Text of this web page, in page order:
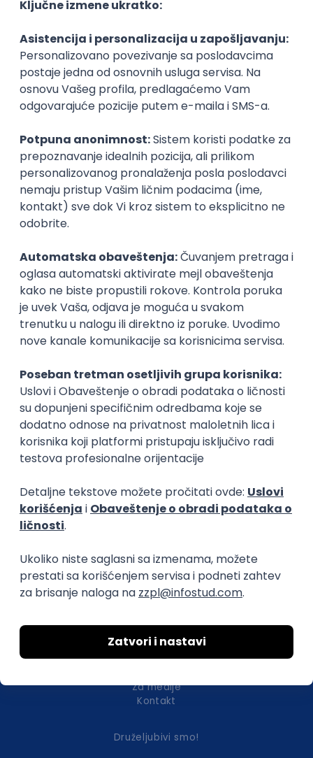
11.08.2026.
REST
ERP Batch Embedded x++
Intermediate
Senior
@
POSLOVI NA MAIL
POSLODAVAC
GRAD
SENIORITET
NAČIN RADA
Najnoviji poslovi svakog dana u tvom
inboxu
Prijavi se
Okupljamo IT zajednicu, podižemo
transparentnost domaćeg IT tržišta rada i
Uslovi korišćenja
Politika privatnosti
Za medije
Kontakt
Druželjubivi smo!